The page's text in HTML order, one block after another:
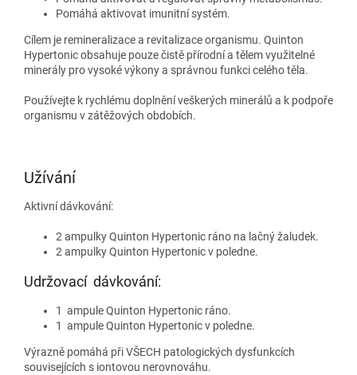
Pomáhá aktivovat imunitní systém.
Cílem je remineralizace a revitalizace organismu. Quinton
Hypertonic obsahuje pouze čistě přírodní a tělem využitelné
minerály pro vysoké výkony a správnou funkci celého těla.
Používejte k rychlému doplnění veškerých minerálů a k podpoře
organismu v zátěžových obdobích.
Užívání
Aktivní dávkování:
2 ampulky Quinton Hypertonic ráno na lačný žaludek.
2 ampulky Quinton Hypertonic v poledne.
Udržovací dávkování:
1 ampule Quinton Hypertonic ráno.
1 ampule Quinton Hypertonic v poledne.
Výrazně pomáhá při VŠECH patologických dysfunkcích
souvisejících s iontovou nerovnováhu.